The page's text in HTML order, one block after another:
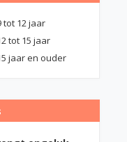
tot 12 jaar
tot 15 jaar
jaar en ouder